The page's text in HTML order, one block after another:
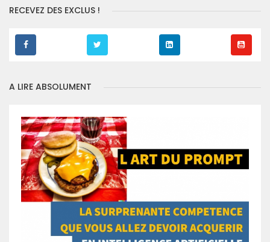
RECEVEZ DES EXCLUS !
A LIRE ABSOLUMENT